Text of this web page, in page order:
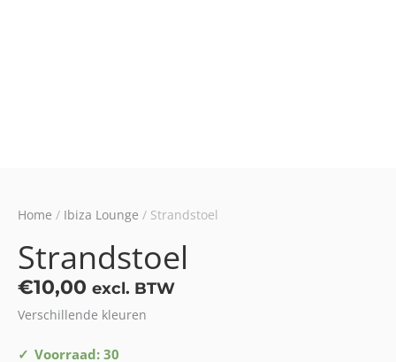
Home / Ibiza Lounge / Strandstoel
Strandstoel
€10,00 excl. BTW
Verschillende kleuren
Voorraad: 30
Strandstoel